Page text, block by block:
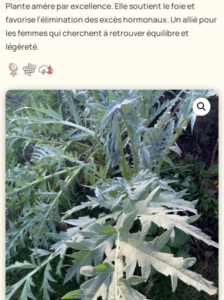
Plante amère par excellence. Elle soutient le foie et
favorise l’élimination des excès hormonaux. Un allié pour
les femmes qui cherchent à retrouver équilibre et
légèreté.